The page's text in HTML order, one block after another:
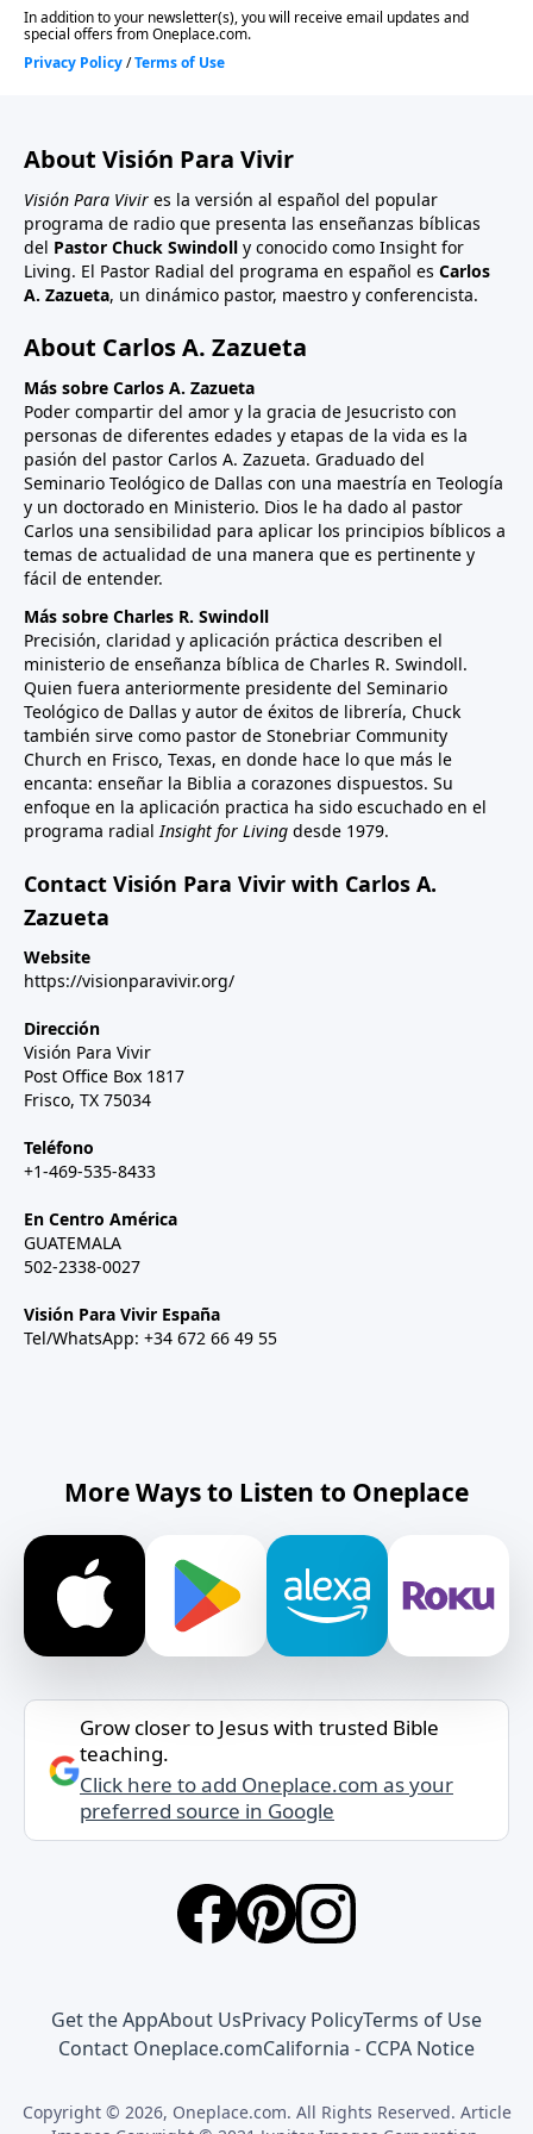
About Visión Para Vivir
Visión Para Vivir es la versión al español del popular
programa de radio que presenta las enseñanzas bíblicas
del Pastor Chuck Swindoll y conocido como Insight for
Living. El Pastor Radial del programa en español es Carlos
A. Zazueta, un dinámico pastor, maestro y conferencista.
About Carlos A. Zazueta
Más sobre Carlos A. Zazueta
Poder compartir del amor y la gracia de Jesucristo con
personas de diferentes edades y etapas de la vida es la
pasión del pastor Carlos A. Zazueta. Graduado del
Seminario Teológico de Dallas con una maestría en Teología
y un doctorado en Ministerio. Dios le ha dado al pastor
Carlos una sensibilidad para aplicar los principios bíblicos a
temas de actualidad de una manera que es pertinente y
fácil de entender.
Más sobre Charles R. Swindoll
Precisión, claridad y aplicación práctica describen el
ministerio de enseñanza bíblica de Charles R. Swindoll.
Quien fuera anteriormente presidente del Seminario
Teológico de Dallas y autor de éxitos de librería, Chuck
también sirve como pastor de Stonebriar Community
Church en Frisco, Texas, en donde hace lo que más le
encanta: enseñar la Biblia a corazones dispuestos. Su
enfoque en la aplicación practica ha sido escuchado en el
programa radialInsight for Living desde 1979.
Contact Visión Para Vivir with Carlos A.
Zazueta
Website
https://visionparavivir.org/
Dirección
Visión Para Vivir
Post Office Box 1817
Frisco, TX 75034
Teléfono
+1-469-535-8433
En Centro América
GUATEMALA
502-2338-0027
Visión Para Vivir España
Tel/WhatsApp: +34 672 66 49 55
More Ways to Listen to Oneplace
Grow closer to Jesus with trusted Bible
teaching.
Click here to add Oneplace.com as your
preferred source in Google
Get the AppAbout UsPrivacy PolicyTerms of Use
Contact Oneplace.comCalifornia - CCPA Notice
Copyright © 2026, Oneplace.com. All Rights Reserved. Article